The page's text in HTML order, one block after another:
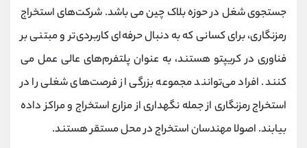
جستجوی شغل در حوزه بلاک چین می باشد. شرکت‌های استخراج
رمزنگاری، برای کسانی که به‌ دنبال حرفه‌ای کاربردی‌تر و مبتنی بر
فناوری در کریپتو هستند، به عنوان پلتفرم‌های عالی عمل می
کنند. افراد می‌توانند مجموعه بزرگی از فرصت‌های شغلی را در
استخراج رمزنگاری از جمله نگهداری از مزارع استخراج و مراکز داده
بیابند. اصولا مهندسان استخراج در محل مستقر هستند.